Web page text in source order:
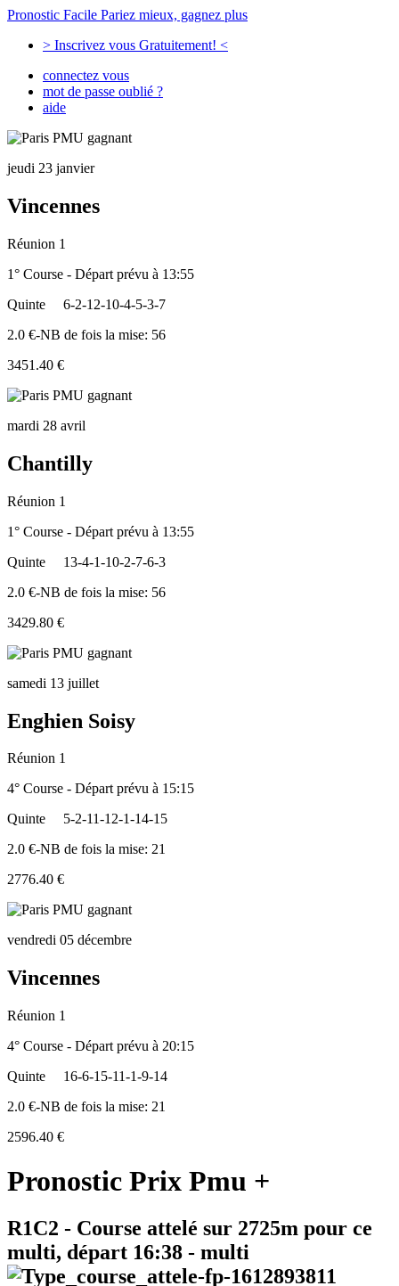
Pronostic Facile Pariez mieux, gagnez plus
> Inscrivez vous Gratuitement! <
connectez vous
mot de passe oublié ?
aide
jeudi 23 janvier
Vincennes
Réunion 1
1° Course - Départ prévu à 13:55
Quinte
6-2-12-10-4-5-3-7
2.0 €-NB de fois la mise: 56
3451.40 €
mardi 28 avril
Chantilly
Réunion 1
1° Course - Départ prévu à 13:55
Quinte
13-4-1-10-2-7-6-3
2.0 €-NB de fois la mise: 56
3429.80 €
samedi 13 juillet
Enghien Soisy
Réunion 1
4° Course - Départ prévu à 15:15
Quinte
5-2-11-12-1-14-15
2.0 €-NB de fois la mise: 21
2776.40 €
vendredi 05 décembre
Vincennes
Réunion 1
4° Course - Départ prévu à 20:15
Quinte
16-6-15-11-1-9-14
2.0 €-NB de fois la mise: 21
2596.40 €
Pronostic Prix Pmu +
R1C2 - Course attelé sur 2725m pour ce
multi, départ 16:38 - multi